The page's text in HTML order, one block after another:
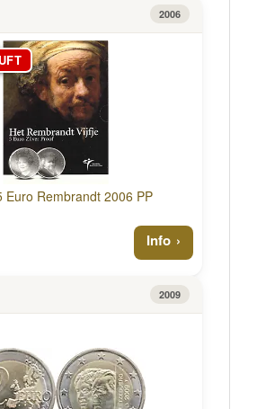
2006
Euro Rembrandt 2006 PP
Info
2009